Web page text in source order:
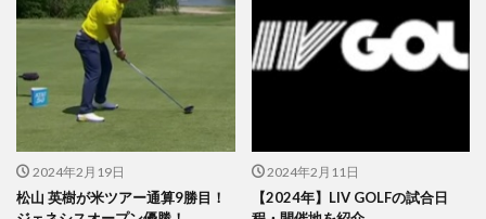
2024年2月19日
松山 英樹が米ツアー通算9勝目！
2024年2月11日
【2024年】LIV GOLFの試合日